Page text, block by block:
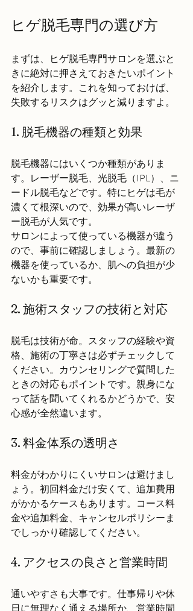
ヒゲ脱毛専門の選び方
まずは、ヒゲ脱毛専門サロンを選ぶと
きに絶対に押さえておきたいポイント
を紹介します。これを知っておけば、
失敗するリスクはグッと減りますよ。
1. 脱毛機器の種類と効果
脱毛機器にはいくつか種類がありま
す。レーザー脱毛、光脱毛（IPL）、ニ
ードル脱毛などです。特にヒゲは毛が
濃くて根深いので、効果が高いレーザ
ー脱毛が人気です。
サロンによって使っている機器が違う
ので、事前に確認しましょう。最新の
機器を使っているか、肌への負担が少
ないかも重要です。
2. 施術スタッフの技術と対応
脱毛は技術が命。スタッフの経験や資
格、施術の丁寧さは必ずチェックして
ください。カウンセリングで質問した
ときの対応もポイントです。親身にな
って話を聞いてくれるかどうかで、安
心感が全然違います。
3. 料金体系の透明さ
料金がわかりにくいサロンは避けまし
ょう。初回料金だけ安くて、追加費用
がかかるケースもあります。コース料
金や追加料金、キャンセルポリシーま
でしっかり確認してください。
4. アクセスの良さと営業時間
通いやすさも大事です。仕事帰りや休
日に無理なく通える場所か、営業時間